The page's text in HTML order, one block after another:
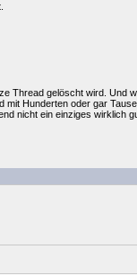
Thread gelöscht wird. Und
Hunderten oder gar
nicht ein einziges wirklich